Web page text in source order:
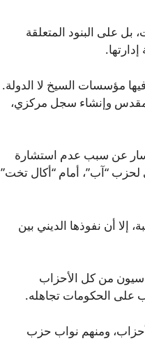
بل على البنود المتعلقة
مؤسسات السيخ لا الدولة.
وإنشاء سجل مركزي،
التشريعية في البنجاب في 8 مايو للاستفسار عن سبب عدم استشارة
لحزب “آب”، أمام “أكال تخت”
أن نفوذها الديني بين
من كل الأحزاب
على الحكومات تجاهله.
ومنهم نواب حزب